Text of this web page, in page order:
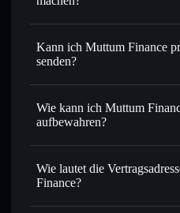
Muttum Finance
Sofort tauschen– handle
Tausende anderer Solana-
Zielkurs für MUTM
Durchschnittskosteneffekt
per
Privat senden– übertrage
zu verknüpfen, mithilfe des
Kann ich Muttum Finance
senden?
Wie kann ich Muttum
aufbewahren?
Muttum
Wie lautet die
Finance?